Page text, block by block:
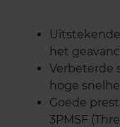
het
Verbeterde
hoge
Goede
3PMSF